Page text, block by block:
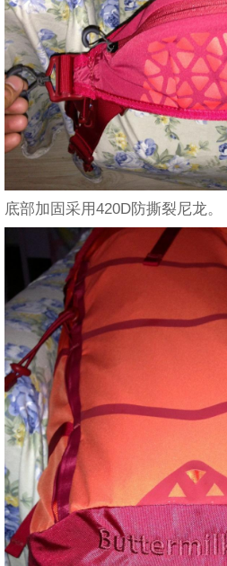
底部加固采用420D防撕裂尼龙。